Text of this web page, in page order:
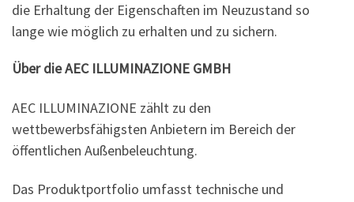
die Erhaltung der Eigenschaften im Neuzustand so
lange wie möglich zu erhalten und zu sichern.
Über die AEC ILLUMINAZIONE GMBH
AEC ILLUMINAZIONE zählt zu den
wettbewerbsfähigsten Anbietern im Bereich der
öffentlichen Außenbeleuchtung.
Das Produktportfolio umfasst technische und